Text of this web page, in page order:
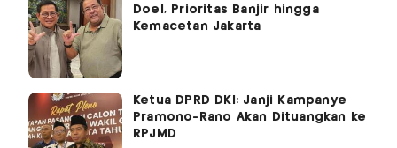
Doel, Prioritas Banjir hingga
Kemacetan Jakarta
Ketua DPRD DKI: Janji Kampanye
Pramono-Rano Akan Dituangkan ke
RPJMD